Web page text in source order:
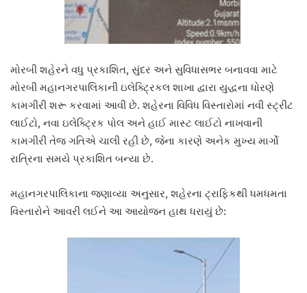
મોરબી શહેરને વધુ પ્રકાશિત, સુંદર અને સુવિધાસભર બનાવવા માટે
મોરબી મહાનગરપાલિકાની ઇલેક્ટ્રિકલ શાખા દ્વારા યુદ્ધના ધોરણે
કામગીરી શરૂ કરવામાં આવી છે. શહેરના વિવિધ વિસ્તારોમાં નવી સ્ટ્રીટ
લાઈટો, નવા ઇલેક્ટ્રિક પોલ અને હાઈ માસ્ટ લાઈટો નાખવાની
કામગીરી તેજ ગતિએ ચાલી રહી છે, જેના કારણે અનેક મુખ્ય માર્ગો
રાત્રિના સમયે પ્રકાશિત બન્યા છે.
મહાનગરપાલિકાના જણાવ્યા અનુસાર, શહેરના ટ્રાફિકથી ધમધમતા
વિસ્તારોને આવરી લઈને આ આયોજન હાથ ધરાયું છે: